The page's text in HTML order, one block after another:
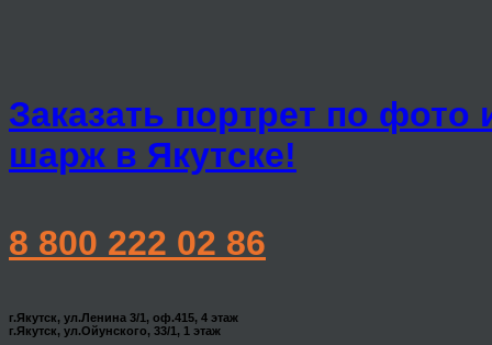
Заказать портрет по фото
шарж в Якутске!
8 800 222 02 86
г.Якутск, ул.Ленина 3/1, оф.415, 4 этаж
г.Якутск, ул.Ойунского, 33/1, 1 этаж